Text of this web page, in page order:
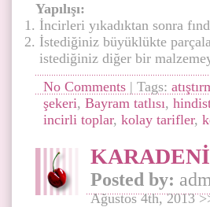
Yapılışı:
İncirleri yıkadıktan sonra
İstediğiniz büyüklükte
istediğiniz diğer bir
No Comments | Tags:
şekeri, Bayram tatlısı,
incirli toplar, kolay tarifler,
Posted by:
Ağustos 4th, 2013